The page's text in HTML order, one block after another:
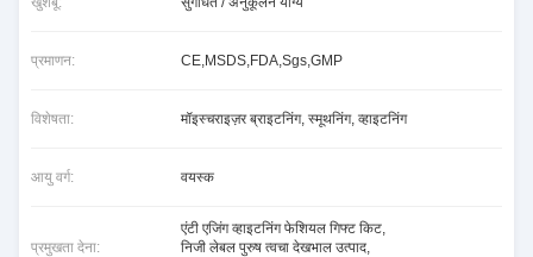
प्रमाणन: CE,MSDS,FDA,Sgs,GMP
विशेषता: मॉइस्चराइज़र ब्राइटनिंग, स्मूथनिंग, व्हाइटनिंग
आयु वर्ग: वयस्क
प्रमुखता देना:
एंटी एजिंग व्हाइटनिंग फेशियल गिफ्ट किट,
निजी लेबल पुरुष त्वचा देखभाल उत्पाद,